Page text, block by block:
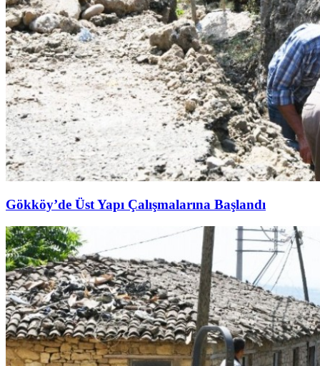
Gökköy’de Üst Yapı Çalışmalarına Başlandı